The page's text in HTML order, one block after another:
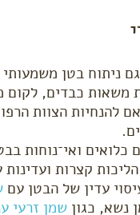
ניתוח בטן
משאות כבדים, לקום
להנחיות הצוות
ואי־נוחות
קצרות
עדין של הבטן עם
שמן זרעי